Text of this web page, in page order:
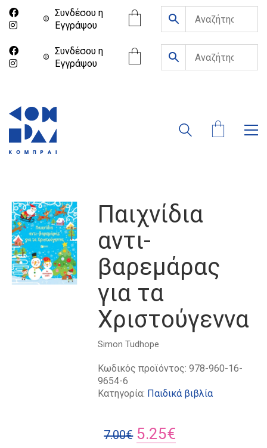
Συνδέσου η
Eγγράψου
Συνδέσου η
Eγγράψου
Παιχνίδια
αντι-
βαρεμάρας
για τα
Χριστούγεννα
Simon Tudhope
Κωδικός προϊόντος:978-960-16-
9654-6
Κατηγορία: Παιδικά βιβλία
7.00€ Original
5.25€